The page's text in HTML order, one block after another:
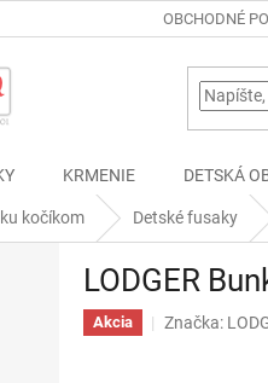
OBCHODNÉ
KRMENIE DETSKÁ
kočíkom Detské fusaky
LODGER
Akcia Značka: